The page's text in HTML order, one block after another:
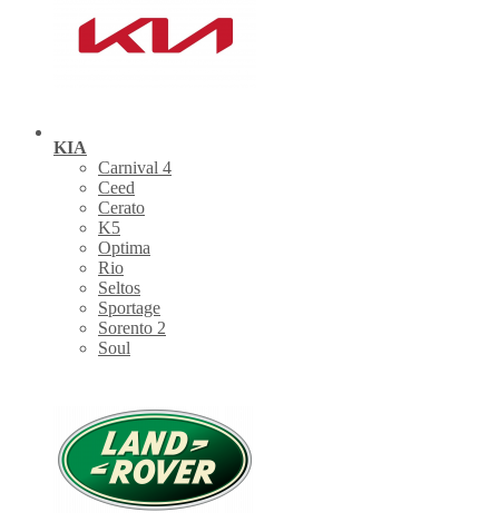
KIA
Carnival 4
Ceed
Cerato
K5
Optima
Rio
Seltos
Sportage
Sorento 2
Soul